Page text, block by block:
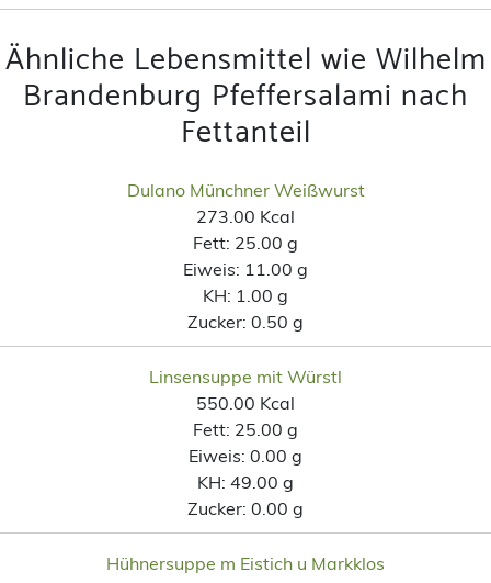
Ähnliche Lebensmittel wie Wilhelm
Brandenburg Pfeffersalami nach
Fettanteil
Dulano Münchner Weißwurst
273.00 Kcal
Fett: 25.00 g
Eiweis: 11.00 g
KH: 1.00 g
Zucker: 0.50 g
Linsensuppe mit Würstl
550.00 Kcal
Fett: 25.00 g
Eiweis: 0.00 g
KH: 49.00 g
Zucker: 0.00 g
Hühnersuppe m Eistich u Markklos